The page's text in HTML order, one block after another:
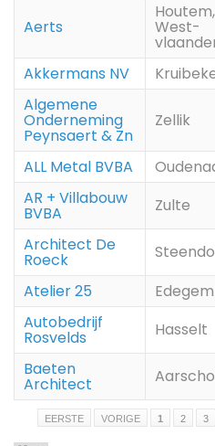
Aerts
Houtem,
West-
Akkermans NV
Algemene
Onderneming
Peynsaert & Zn
Zellik
ALL Metal BVBA
AR + Villabouw
BVBA Zulte
Architect De
Roeck
Atelier 25
Edegem
Autobedrijf
Rosvelds Hasselt
Baeten
Architect
EERSTE VORIGE 1 2 3